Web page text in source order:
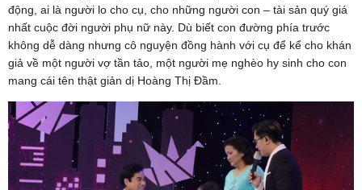
động, ai là người lo cho cụ, cho những người con – tài sản quý giá
nhất cuộc đời người phụ nữ này. Dù biết con đường phía trước
không dễ dàng nhưng cô nguyện đồng hành với cụ để kể cho khán
giả về một người vợ tần tảo, một người mẹ nghèo hy sinh cho con
mang cái tên thật giản dị Hoàng Thị Đầm.